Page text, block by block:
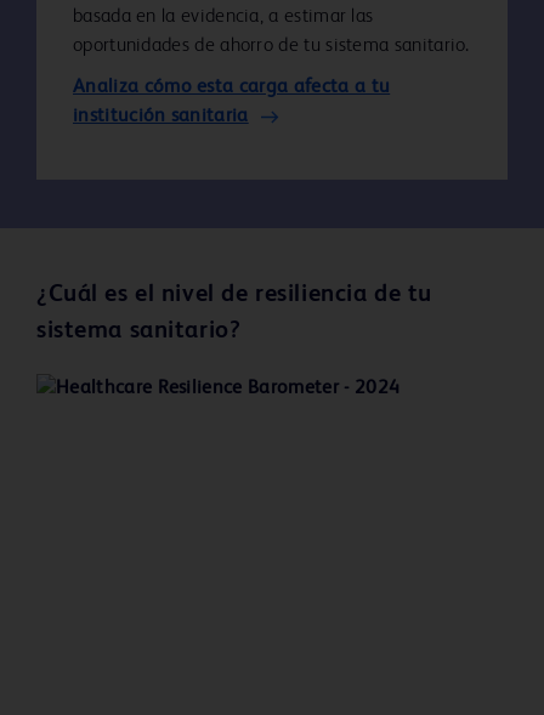
basada en la evidencia, a estimar las
oportunidades de ahorro de tu sistema sanitario.
Analiza cómo esta carga afecta a tu
institución sanitaria
¿Cuál es el nivel de resiliencia de tu
sistema sanitario?